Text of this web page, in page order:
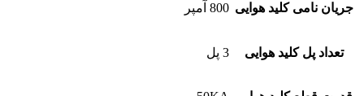
جریان نامی کلید هوایی 800 آمپر
تعداد پل کلید هوایی 3 پل